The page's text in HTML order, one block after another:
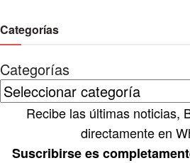
Categorías
Categorías
Recibe las últimas noticias,
directamente en
Suscribirse es